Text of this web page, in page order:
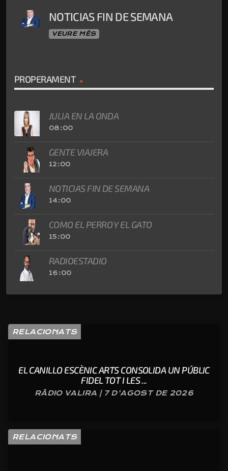
NOTICIAS FIN DE SEMANA
VEURE MÉS
PROPERAMENT
JULIA EN LA ONDA
08:00
GENTE VIAJERA
12:00
NOTICIAS FIN DE SEMANA
14:00
COMO EL PERRO Y EL GATO
15:00
RADIOESTADIO
16:00
RELACIONATS
EL CANILLO ESCÈNIC ARTS CONSOLIDA UN PÚBLIC
FIDEL TOT I LES ...
RÀDIO VALIRA | 7 D'AGOST DE 2026
RELACIONATS